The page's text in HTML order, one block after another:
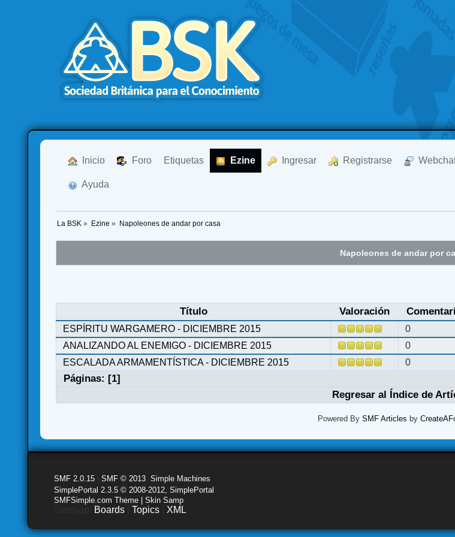
Inicio Foro Etiquetas Ezine Ingresar Registrarse
Ayuda
La BSK » Ezine » Napoleones de andar por casa
Napoleones de andar por
Título Valoración
ESPÍRITU WARGAMERO - DICIEMBRE 2015 0
ANALIZANDO AL ENEMIGO - DICIEMBRE 2015 0
ESCALADA ARMAMENTÍSTICA - DICIEMBRE 2015 0
Páginas: [1]
Regresar al Índice de
Powered By SMF Articles by
SMF 2.0.15 |SMF © 2013 ,Simple Machines
SimplePortal 2.3.5 © 2008-2012, SimplePortal
SMFSimple.com Theme | Skin Samp
Boards |Topics XML